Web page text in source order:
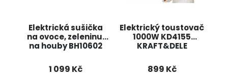
Elektrická sušička
na ovoce, zeleninu,
na houby BH10602
1 099 Kč
Elektrický toustovač
1000W KD4155
KRAFT&DELE
899 Kč